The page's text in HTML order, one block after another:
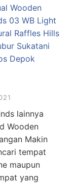
lainnya
Wooden
Makin
tempat
maupun
yang